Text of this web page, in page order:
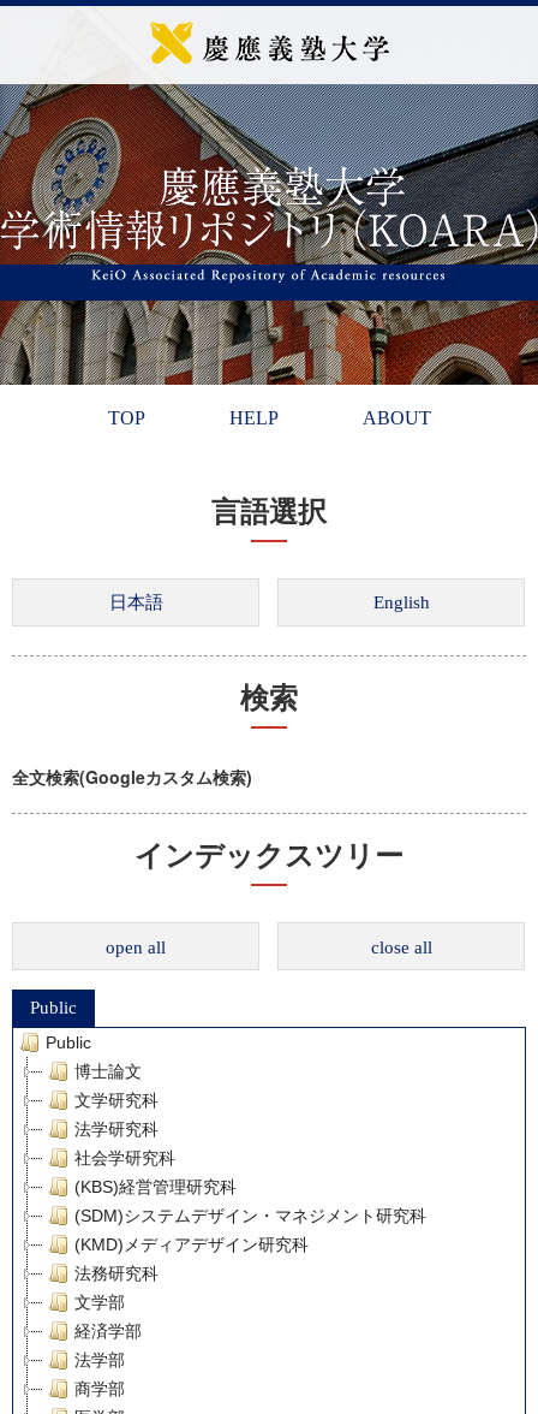
TOP HELP ABOUT
言語選択
検索
全文検索(Googleカスタム検索)
インデックスツリー
open all close all
Public
Public
博士論文
文学研究科
法学研究科
社会学研究科
(KBS)経営管理研究科
(SDM)システムデザイン・マネジメント研究科
(KMD)メディアデザイン研究科
法務研究科
文学部
経済学部
法学部
商学部